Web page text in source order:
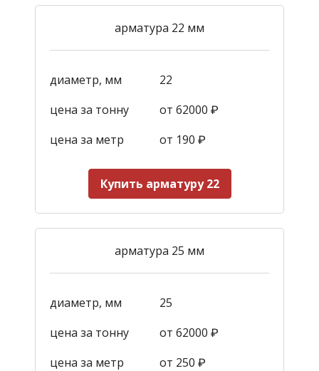
арматура 22 мм
диаметр, мм
22
цена за тонну
от 62000 ₽
цена за метр
от 190 ₽
Купить арматуру 22
арматура 25 мм
диаметр, мм
25
цена за тонну
от 62000 ₽
цена за метр
от 250 ₽